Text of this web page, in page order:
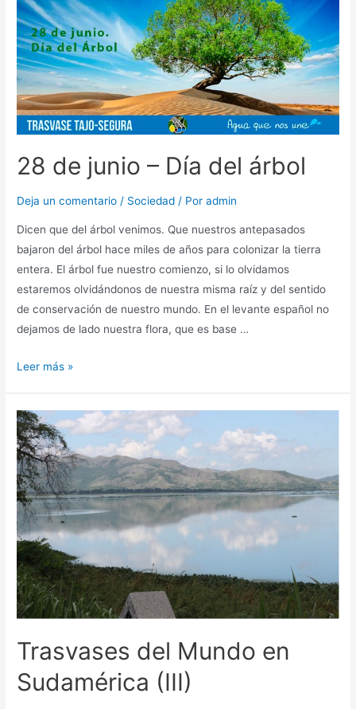
28 de junio – Día del árbol
Deja un comentario / Sociedad / Poradmin
Dicen que del árbol venimos. Que nuestros antepasados
bajaron del árbol hace miles de años para colonizar la tierra
entera. El árbol fue nuestro comienzo, si lo olvidamos
estaremos olvidándonos de nuestra misma raíz y del sentido
de conservación de nuestro mundo. En el levante español no
dejamos de lado nuestra flora, que es base …
Leer más »
Trasvases del Mundo en
Sudamérica (III)